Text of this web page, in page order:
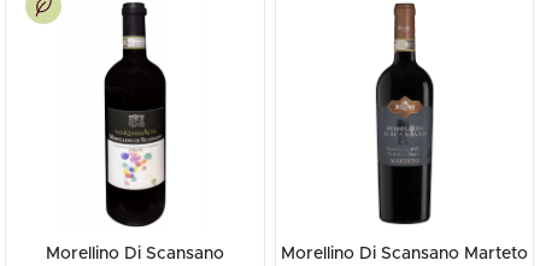
Morellino Di Scansano
Morellino Di Scansano Marteto